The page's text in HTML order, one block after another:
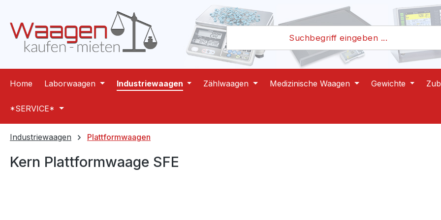
Zur Hauptnavigation springen
Home Laborwaagen Industriewaagen Zählwaagen Medizinische Waagen Gewichte
*SERVICE*
Industriewaagen Plattformwaagen
Kern Plattformwaage SFE